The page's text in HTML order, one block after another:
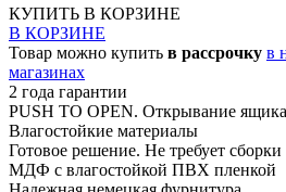
КУПИТЬ В КОРЗИНЕ
В КОРЗИНЕ
Товар можно купить в рассрочку в
магазинах
2 года гарантии
PUSH TO OPEN. Открывание
Влагостойкие материалы
Готовое решение. Не требует сборки
МДФ с влагостойкой ПВХ пленкой